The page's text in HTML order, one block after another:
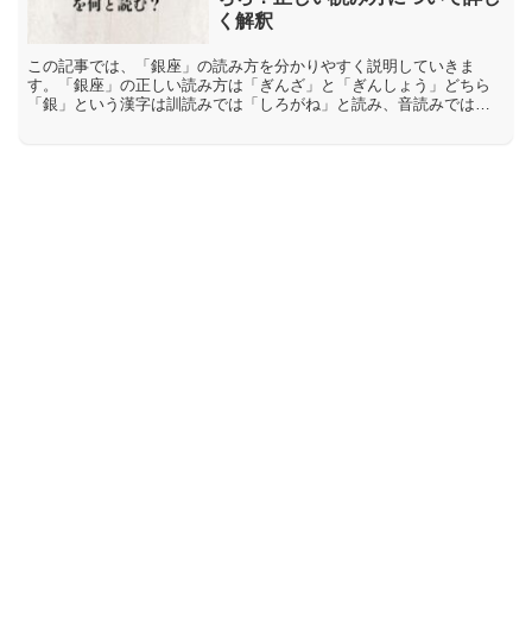
く解釈
この記事では、「銀座」の読み方を分かりやすく説明していきま
す。「銀座」の正しい読み方は「ぎんざ」と「ぎんしょう」どちら
「銀」という漢字は訓読みでは「しろがね」と読み、音読みでは